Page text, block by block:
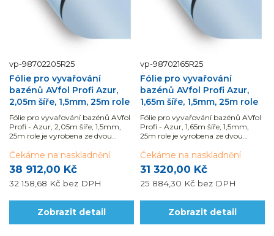
vp-98702205R25
Fólie pro vyvařování
bazénů AVfol Profi Azur,
2,05m šíře, 1,5mm, 25m role
Fólie pro vyvařování bazénů AVfol
Profi - Azur, 2,05m šíře, 1,5mm,
25m role je vyrobena ze dvou
vyztužené tkanou polyesterovou
síťovinou. Řada Profi má ochraný
lak z obou...
38 912,00 Kč
32 158,68 Kč bez DPH
Čekáme na naskladnění
Zobrazit detail
vp-98702165R25
Fólie pro vyvařování
bazénů AVfol Profi Azur,
1,65m šíře, 1,5mm, 25m role
Fólie pro vyvařování bazénů AVfol
Profi - Azur, 1,65m šíře, 1,5mm,
25m role je vyrobena ze dvou
vyztužené tkanou polyesterovou
síťovinou. Řada Profi má ochraný
lak z obou...
31 320,00 Kč
25 884,30 Kč bez DPH
Čekáme na naskladnění
Zobrazit detail